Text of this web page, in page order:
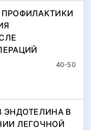
40-50
ЭНДОТЕЛИНА В
ЛЕГОЧНОЙ